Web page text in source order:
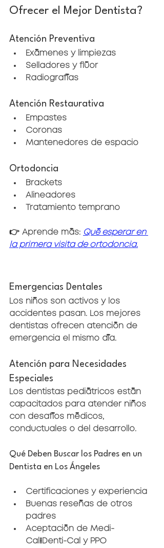
Ofrecer el Mejor Dentista?
Atención Preventiva
Exámenes y limpiezas
Selladores y flúor
Radiografías
Atención Restaurativa
Empastes
Coronas
Mantenedores de espacio
Ortodoncia
Brackets
Alineadores
Tratamiento temprano
👉 Aprende más: Qué esperar en
la primera visita de ortodoncia.
Emergencias Dentales
Los niños son activos y los
accidentes pasan. Los mejores
dentistas ofrecen atención de
emergencia el mismo día.
Atención para Necesidades
Especiales
Los dentistas pediátricos están
capacitados para atender niños
con desafíos médicos,
conductuales o del desarrollo.
Qué Deben Buscar los Padres en un
Dentista en Los Ángeles
Certificaciones y experiencia
Buenas reseñas de otros
padres
Aceptación de Medi-
Cal/Denti-Cal y PPO